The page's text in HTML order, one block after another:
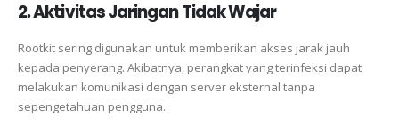
2. Aktivitas Jaringan Tidak Wajar
Rootkit sering digunakan untuk memberikan akses jarak jauh
kepada penyerang. Akibatnya, perangkat yang terinfeksi dapat
melakukan komunikasi dengan server eksternal tanpa
sepengetahuan pengguna.